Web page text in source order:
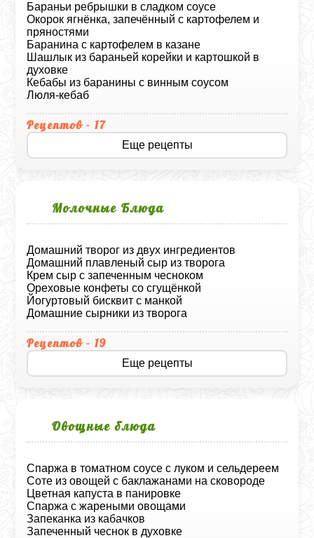
Бараньи ребрышки в сладком соусе
Окорок ягнёнка, запечённый с картофелем и
пряностями
Баранина с картофелем в казане
Шашлык из бараньей корейки и картошкой в
духовке
Кебабы из баранины с винным соусом
Люля-кебаб
Рецептов - 17
Еще рецепты
Молочные Блюда
Домашний творог из двух ингредиентов
Домашний плавленый сыр из творога
Крем сыр с запеченным чесноком
Ореховые конфеты со сгущёнкой
Йогуртовый бисквит с манкой
Домашние сырники из творога
Рецептов - 19
Еще рецепты
Овощные блюда
Спаржа в томатном соусе с луком и сельдереем
Соте из овощей с баклажанами на сковороде
Цветная капуста в панировке
Спаржа с жареными овощами
Запеканка из кабачков
Запеченный чеснок в духовке